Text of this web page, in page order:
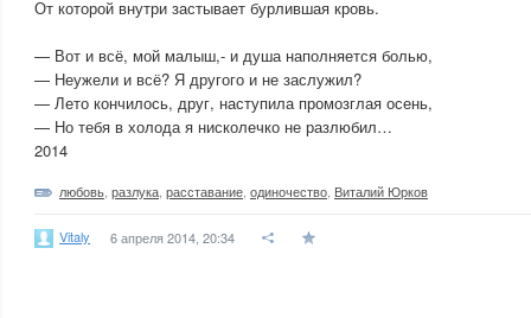
От которой внутри застывает бурлившая кровь.
— Вот и всё, мой малыш,- и душа наполняется болью,
— Неужели и всё? Я другого и не заслужил?
— Лето кончилось, друг, наступила промозглая осень,
— Но тебя в холода я нисколечко не разлюбил…
2014
любовь разлука расставание одиночество Виталий Юрков
Vitaly 6 апреля 2014, 20:34